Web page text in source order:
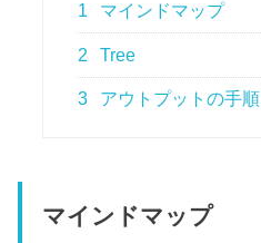
1 マインドマップ
2 Tree
3 アウトプットの手順
マインドマップ